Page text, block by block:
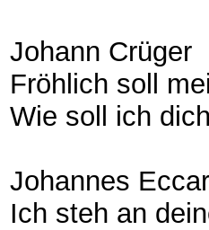
Johann Crüger
Fröhlich soll
Wie soll ich
Johannes
Ich steh an